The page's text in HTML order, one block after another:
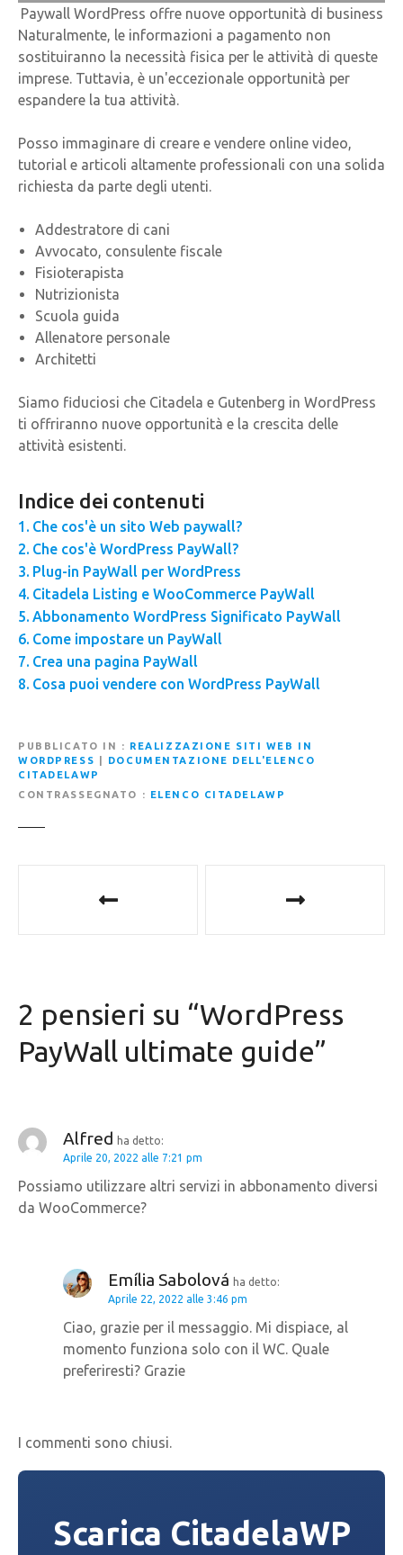
Paywall WordPress offre nuove opportunità di business
Naturalmente, le informazioni a pagamento non
sostituiranno la necessità fisica per le attività di queste
imprese. Tuttavia, è un'eccezionale opportunità per
espandere la tua attività.
Posso immaginare di creare e vendere online video,
tutorial e articoli altamente professionali con una solida
richiesta da parte degli utenti.
Addestratore di cani
Avvocato, consulente fiscale
Fisioterapista
Nutrizionista
Scuola guida
Allenatore personale
Architetti
Siamo fiduciosi che Citadela e Gutenberg in WordPress
ti offriranno nuove opportunità e la crescita delle
attività esistenti.
Indice dei contenuti
Che cos'è un sito Web paywall?
Che cos'è WordPress PayWall?
Plug-in PayWall per WordPress
Citadela Listing e WooCommerce PayWall
Abbonamento WordPress Significato PayWall
Come impostare un PayWall
Crea una pagina PayWall
Cosa puoi vendere con WordPress PayWall
PUBBLICATO IN
REALIZZAZIONE SITI WEB IN
WORDPRESS
DOCUMENTAZIONE DELL'ELENCO
CITADELAWP
CONTRASSEGNATO
ELENCO CITADELAWP
g
a
i
o
n
c
o
2 pensieri su “WordPress
PayWall ultimate guide”
Alfred ha detto:
Aprile 20, 2022 alle 7:21 pm
Possiamo utilizzare altri servizi in abbonamento diversi
da WooCommerce?
Emília Sabolová ha detto:
Aprile 22, 2022 alle 3:46 pm
Ciao, grazie per il messaggio. Mi dispiace, al
momento funziona solo con il WC. Quale
preferiresti? Grazie
I commenti sono chiusi.
Scarica CitadelaWP